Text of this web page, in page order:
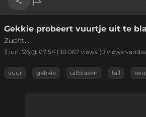
Link kopiëren
Gekkie probeert vuurtje uit te
Zucht...
3 jun. '26 @ 07:54 | 10.067 views (0 views
vuur gekkie uitblazen fail